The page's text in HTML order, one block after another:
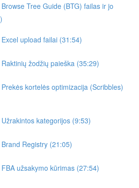
Tree Guide (BTG) failas ir jo
upload failai (31:54)
žodžių paieška (35:29)
kortelės optimizacija (Scribbles)
kategorijos (9:53)
Registry (21:05)
užsakymo kūrimas (27:54)